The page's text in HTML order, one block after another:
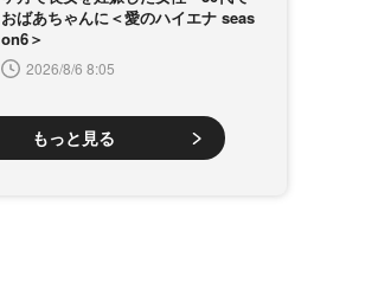
おばあちゃんに＜愛のハイエナ seas
on6＞
2026/8/6 8:05
もっと見る